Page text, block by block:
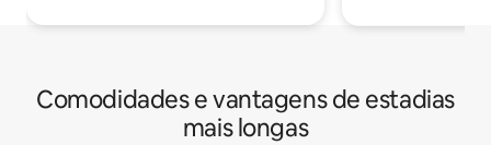
Comodidades e vantagens de estadias
mais longas